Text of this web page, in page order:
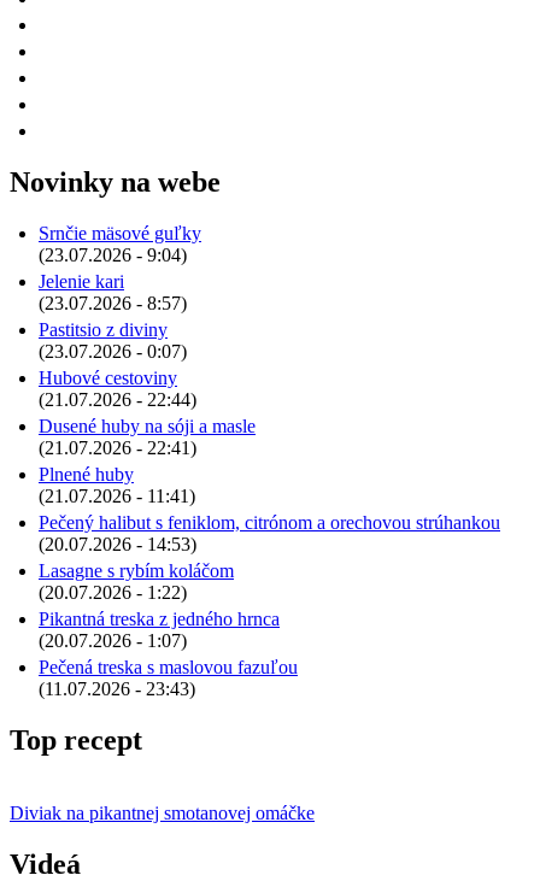
Novinky na webe
Srnčie mäsové guľky
(23.07.2026 - 9:04)
Jelenie kari
(23.07.2026 - 8:57)
Pastitsio z diviny
(23.07.2026 - 0:07)
Hubové cestoviny
(21.07.2026 - 22:44)
Dusené huby na sóji a masle
(21.07.2026 - 22:41)
Plnené huby
(21.07.2026 - 11:41)
Pečený halibut s feniklom, citrónom a orechovou strúhankou
(20.07.2026 - 14:53)
Lasagne s rybím koláčom
(20.07.2026 - 1:22)
Pikantná treska z jedného hrnca
(20.07.2026 - 1:07)
Pečená treska s maslovou fazuľou
(11.07.2026 - 23:43)
Top recept
Diviak na pikantnej smotanovej omáčke
Videá